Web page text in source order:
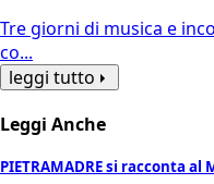
Tre giorni di musica e
co...
leggi tutto
Leggi Anche
PIETRAMADRE si racconta al